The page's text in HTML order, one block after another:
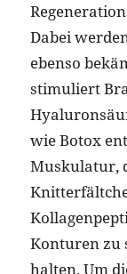
Dabei
ebenso
stimuliert
wie Botox
Muskulatur,
Konturen zu
halten. Um